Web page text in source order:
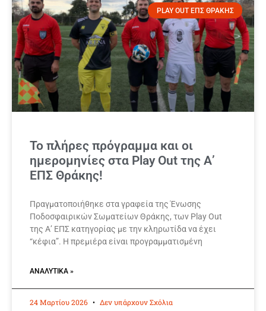
PLAY OUT ΕΠΣ ΘΡΑΚΗΣ
Το πλήρες πρόγραμμα και οι
ημερομηνίες στα Play Out της Α’
ΕΠΣ Θράκης!
Πραγματοποιήθηκε στα γραφεία της Ένωσης
Ποδοσφαιρικών Σωματείων Θράκης, των Play Out
της Α’ ΕΠΣ κατηγορίας με την κληρωτίδα να έχει
“κέφια”. Η πρεμιέρα είναι προγραμματισμένη
ΑΝΑΛΥΤΙΚΆ »
24 Μαρτίου 2026 Δεν υπάρχουν Σχόλια